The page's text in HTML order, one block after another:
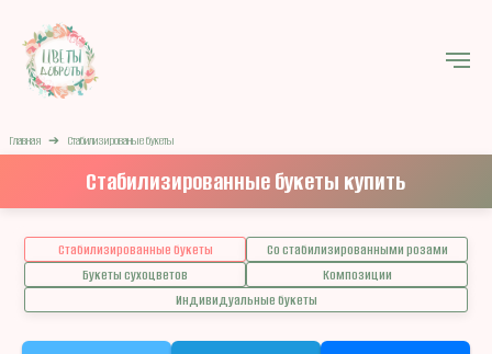
Главная ➔ Стабилизированые букеты
Стабилизированные букеты купить
Стабилизированные букеты
Со стабилизированными розами
Букеты сухоцветов
Композиции
Индивидуальные букеты